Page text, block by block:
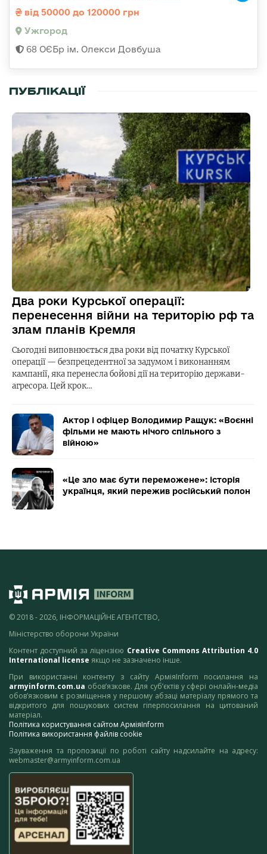
від 50000 до 120000 грн
Ужгород
68 ОЄБр ім. Олекси Довбуша
ПУБЛІКАЦІЇ
Два роки Курської операції:
перенесення війни на територію рф та
злам планів Кремля
Сьогодні виповнюється два роки від початку Курської
операції — безпрецедентної за задумом і виконанням
кампанії, яка перенесла бойові дії на територію держави-
агресора. Цей крок…
Актор і офіцер Володимир Ращук: «Воєнні
фільми не мають нічого спільного з
війною»
«Це зло має бути переможене»: історія
українця, який пережив російський полон
© 2018 - 2026, ІНФОРМАЦІЙНЕ АГЕНТСТВО,
Міністерство оборони України
Контент доступний за ліцензією Creative Commons Attribution 4.0
International license якщо не зазначено інше.
При використанні контенту з сайту АрміяInform посилання на
armyinform.com.ua обов’язкове. Для суб’єктів у сфері онлайн-медіа
обов’язковим є розміщення у першому абзаці матеріалу прямого та
відкритого для пошукових систем гіперпосилання на цитований
матеріал.
Політика користування сайтом АрміяInform
Політика використання файлів cookie
Зауваження та пропозиції по роботі сайту надсилайте на адресу:
webmaster@armyinform.com.ua